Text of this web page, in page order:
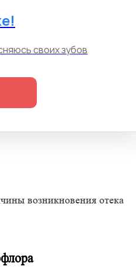
своих зубов
возникновения отека